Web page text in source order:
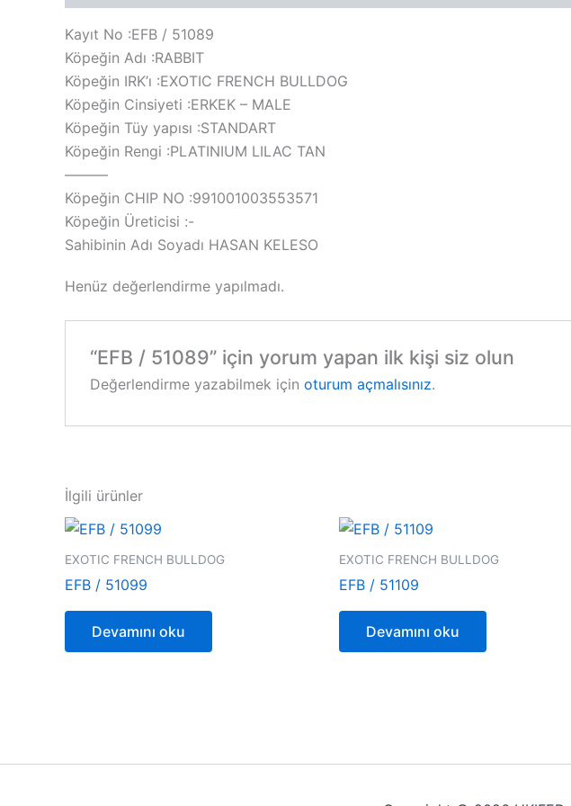
Kayıt No :EFB / 51089
Köpeğin Adı :RABBIT
Köpeğin IRK’ı :EXOTIC FRENCH BULLDOG
Köpeğin Cinsiyeti :ERKEK – MALE
Köpeğin Tüy yapısı :STANDART
Köpeğin Rengi :PLATINIUM LILAC TAN
———
Köpeğin CHIP NO :991001003553571
Köpeğin Üreticisi :-
Sahibinin Adı Soyadı HASAN KELESO
Henüz değerlendirme yapılmadı.
“EFB / 51089” için yorum yapan ilk kişi siz olun
Değerlendirme yazabilmek için oturum açmalısınız.
İlgili ürünler
EXOTIC FRENCH BULLDOG
EFB / 51099
Devamını oku
EXOTIC FRENCH BULLDOG
EFB / 51109
Devamını oku